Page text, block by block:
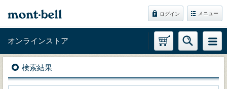
ログイン メニュー
オンラインストア
検索結果